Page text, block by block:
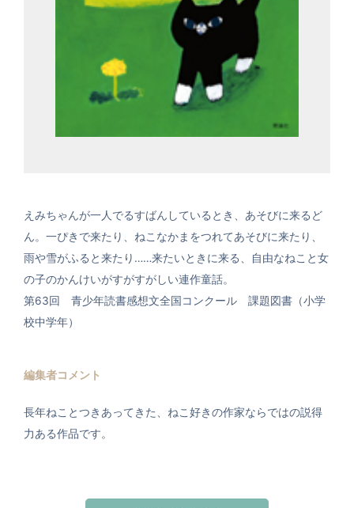
えみちゃんが一人でるすばんしているとき、あそびに来るど
ん。一ぴきで来たり、ねこなかまをつれてあそびに来たり、
雨や雪がふると来たり……来たいときに来る、自由なねこと女
の子のかんけいがすがすがしい連作童話。
第63回 青少年読書感想文全国コンクール 課題図書（小学
校中学年）
編集者コメント
長年ねことつきあってきた、ねこ好きの作家ならではの説得
力ある作品です。